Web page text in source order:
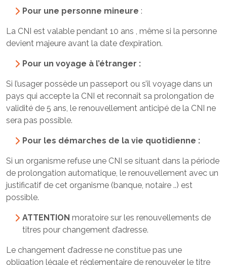
Pour une personne mineure :
La CNI est valable pendant 10 ans , même si la personne
devient majeure avant la date d’expiration.
Pour un voyage à l’étranger :
Si l’usager possède un passeport ou s’il voyage dans un
pays qui accepte la CNI et reconnaît sa prolongation de
validité de 5 ans, le renouvellement anticipé de la CNI ne
sera pas possible.
Pour les démarches de la vie quotidienne :
Si un organisme refuse une CNI se situant dans la période
de prolongation automatique, le renouvellement avec un
justificatif de cet organisme (banque, notaire ..) est
possible.
ATTENTION moratoire sur les renouvellements de
titres pour changement d’adresse.
Le changement d’adresse ne constitue pas une
obligation légale et réglementaire de renouveler le titre